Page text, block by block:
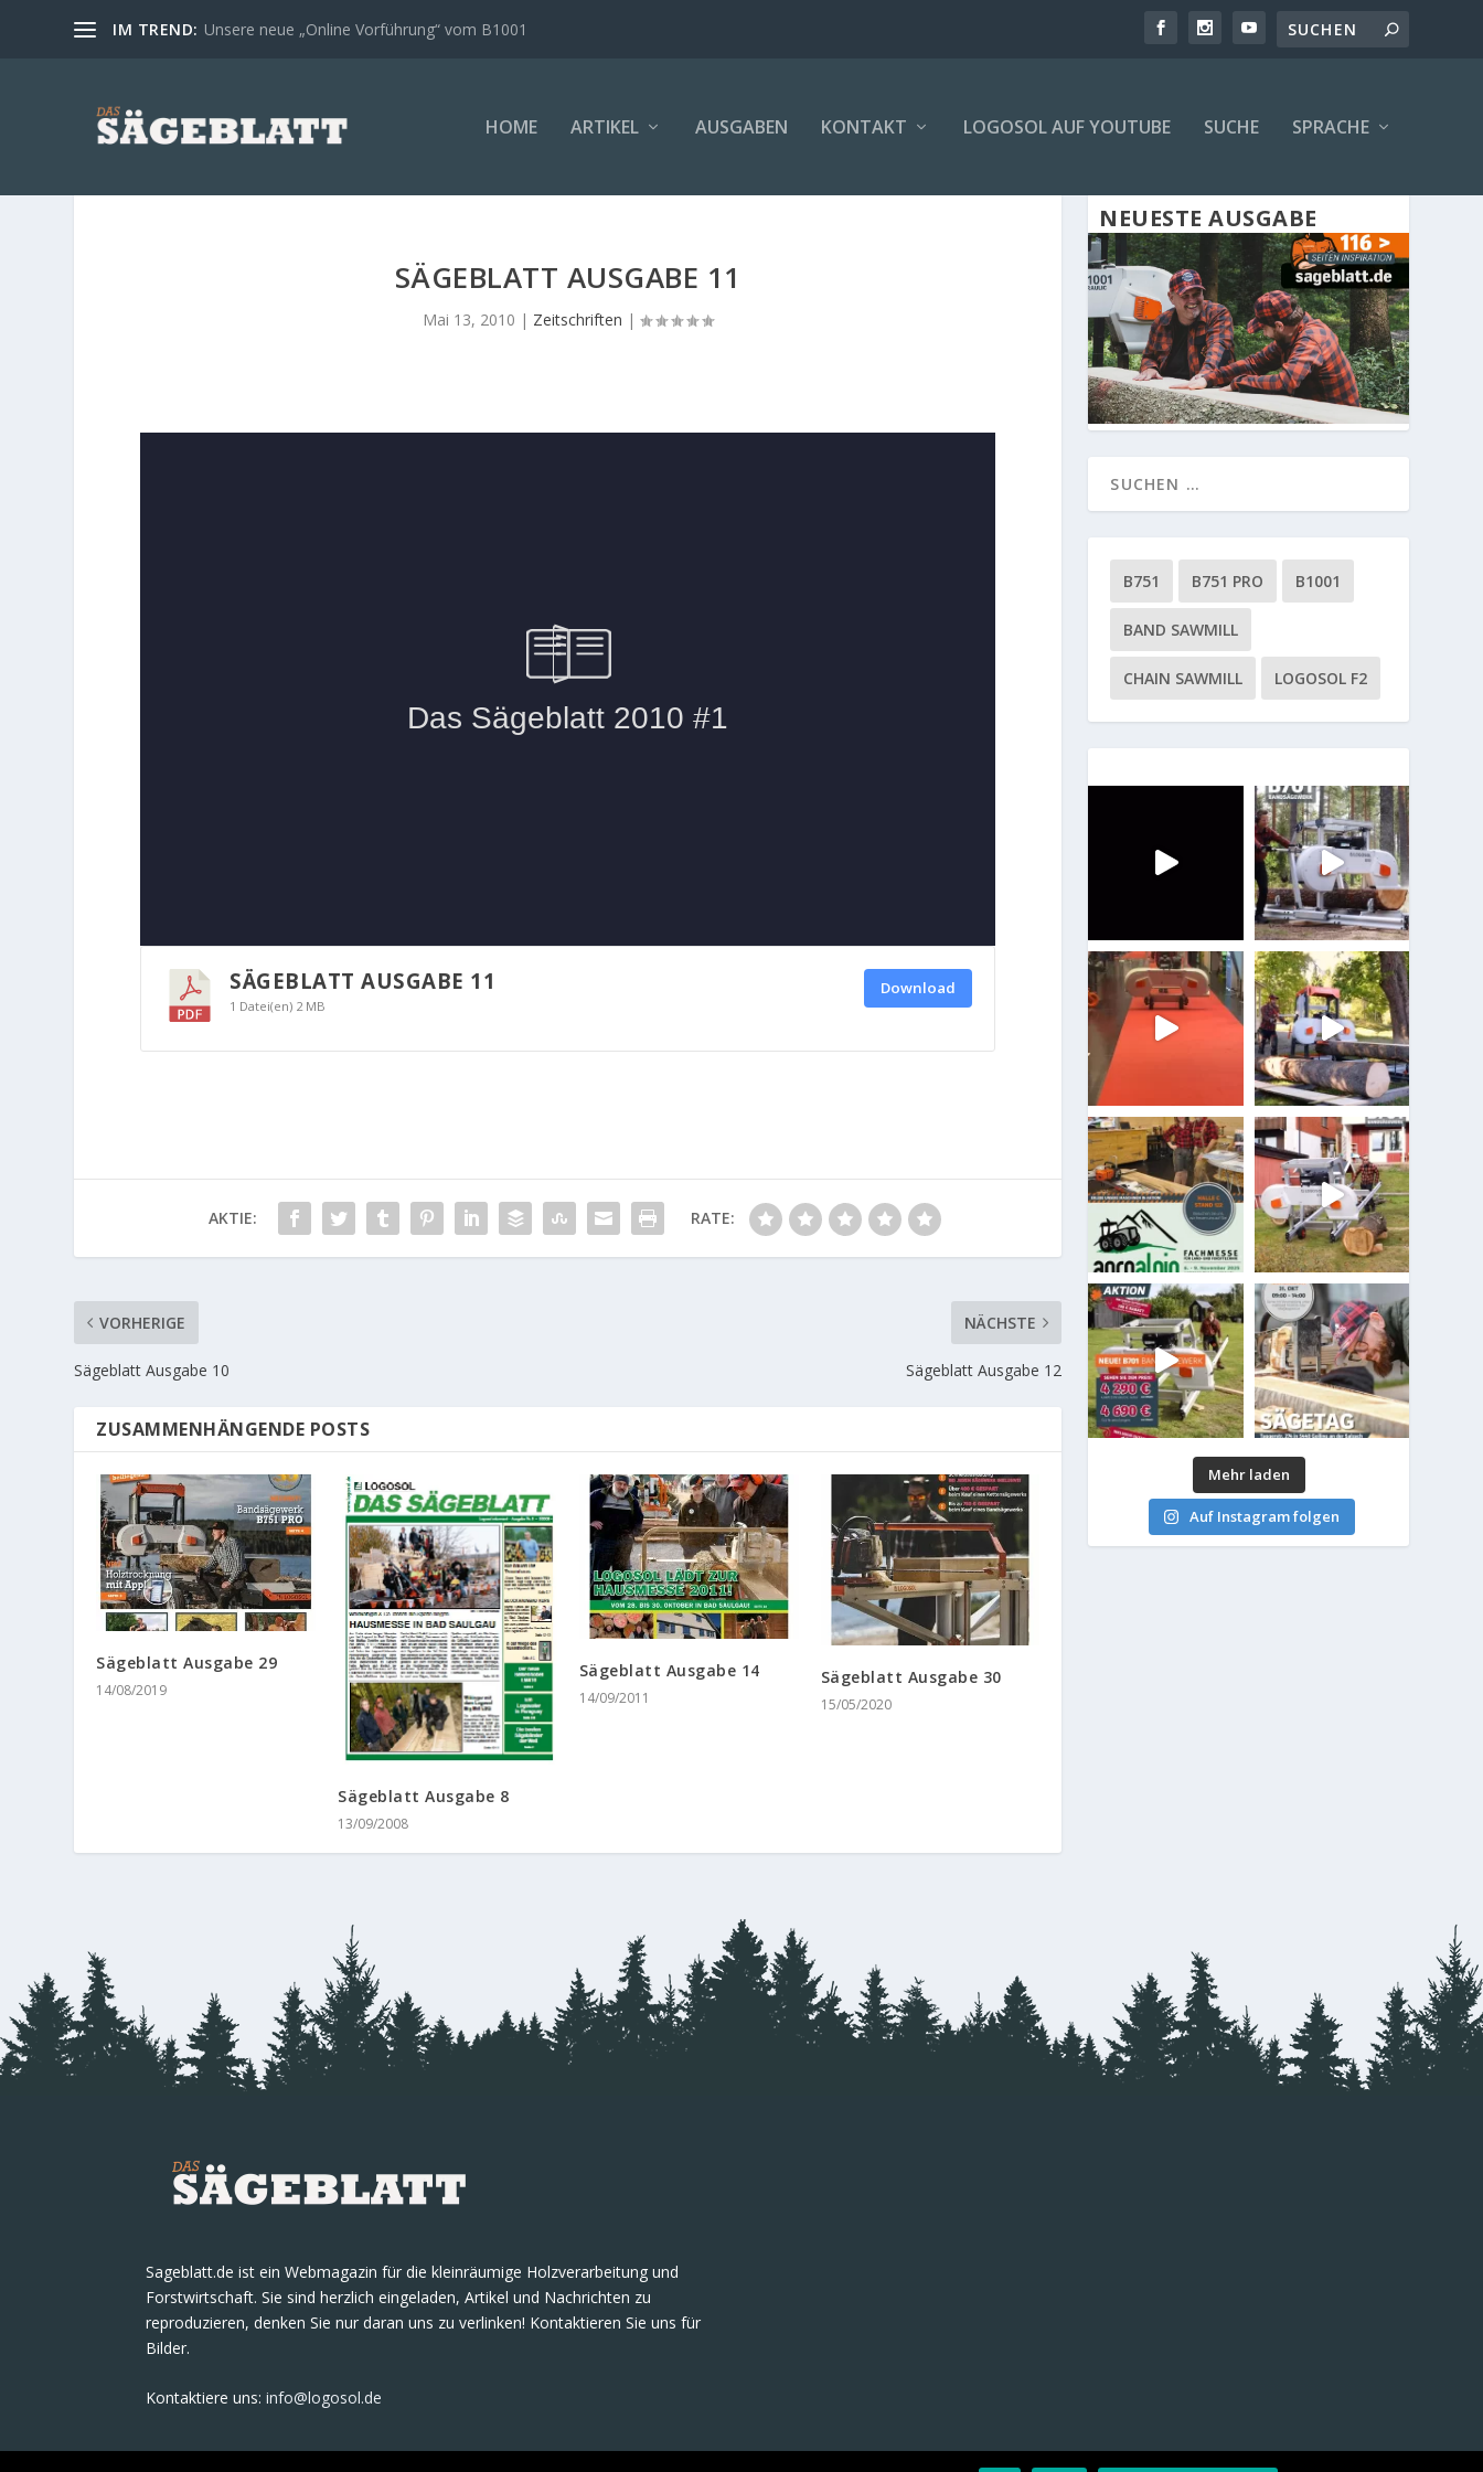
IM TREND: Unsere neue „Online Vorführung“ vom B1001
HOME ARTIKEL AUSGABEN KONTAKT LOGOSOL AUF YOUTUBE SUCHE SPRACHE
SÄGEBLATT AUSGABE 11
Mai 13, 2010 | Zeitschriften |
SÄGEBLATT AUSGABE 11
1 Datei(en) 2 MB
Download
AKTIE: RATE:
VORHERIGE
Sägeblatt Ausgabe 10
NÄCHSTE
Sägeblatt Ausgabe 12
ZUSAMMENHÄNGENDE POSTS
Sägeblatt Ausgabe 29
14/08/2019
Sägeblatt Ausgabe 8
13/09/2008
Sägeblatt Ausgabe 14
14/09/2011
Sägeblatt Ausgabe 30
15/05/2020
NEUESTE AUSGABE
B751 B751 PRO B1001
BAND SAWMILL
CHAIN SAWMILL LOGOSOL F2
Mehr laden
Auf Instagram folgen
Sageblatt.de ist ein Webmagazin für die kleinräumige Holzverarbeitung und
Forstwirtschaft. Sie sind herzlich eingeladen, Artikel und Nachrichten zu
reproduzieren, denken Sie nur daran uns zu verlinken! Kontaktieren Sie uns für
Bilder.
Kontaktiere uns: info@logosol.de